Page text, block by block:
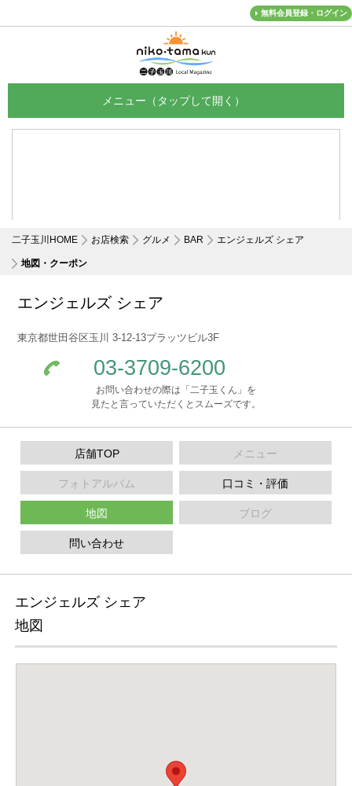
無料会員登録・ログイン
二子玉川HOME お店検索 グルメ BAR エンジェルズ シェア
地図・クーポン
エンジェルズ シェア
東京都世田谷区玉川 3-12-13プラッツビル3F
03-3709-6200
お問い合わせの際は「二子玉くん」を
見たと言っていただくとスムーズです。
店舗TOP メニュー
フォトアルバム 口コミ・評価
地図 ブログ
問い合わせ
エンジェルズ シェア
地図
メニュー